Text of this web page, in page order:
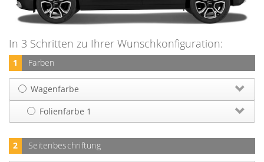
In 3 Schritten zu Ihrer Wunschkonfiguration:
1 Farben
Wagenfarbe
Folienfarbe 1
2 Seitenbeschriftung